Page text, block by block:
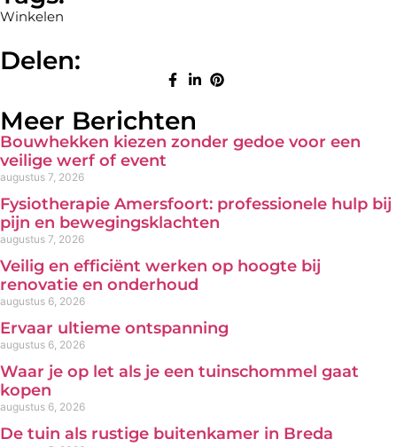
Winkelen
Delen:
Meer Berichten
Bouwhekken kiezen zonder gedoe voor een
veilige werf of event
augustus 7, 2026
Fysiotherapie Amersfoort: professionele hulp bij
pijn en bewegingsklachten
augustus 7, 2026
Veilig en efficiënt werken op hoogte bij
renovatie en onderhoud
augustus 6, 2026
Ervaar ultieme ontspanning
augustus 6, 2026
Waar je op let als je een tuinschommel gaat
kopen
augustus 6, 2026
De tuin als rustige buitenkamer in Breda